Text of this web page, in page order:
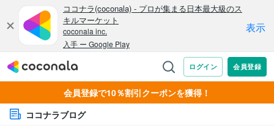
会員登録で10％割引クーポンを獲得！
ココナラブログ